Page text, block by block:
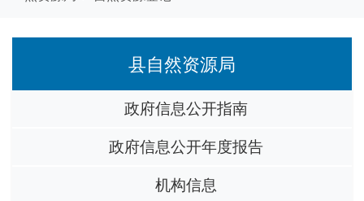
县自然资源局
政府信息公开指南
政府信息公开年度报告
机构信息